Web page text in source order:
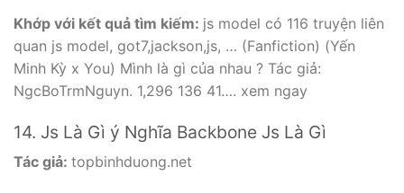
Khớp với kết quả tìm kiếm: js model có 116 truyện liên
quan js model, got7,jackson,js, … (Fanfiction) (Yến
Minh Kỳ x You) Mình là gì của nhau ? Tác giả:
NgcBoTrmNguyn. 1,296 136 41…. xem ngay
14. Js Là Gì ý Nghĩa Backbone Js Là Gì
Tác giả: topbinhduong.net